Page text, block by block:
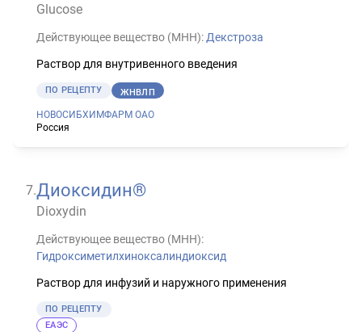
Glucose
Действующее вещество (МНН): Декстроза
Раствор для внутривенного введения
ПО РЕЦЕПТУ ЖНВЛП
НОВОСИБХИМФАРМ ОАО
Россия
7.Диоксидин®
Dioxydin
Действующее вещество (МНН):
Гидроксиметилхиноксалиндиоксид
Раствор для инфузий и наружного применения
ПО РЕЦЕПТУ
ЕАЭС